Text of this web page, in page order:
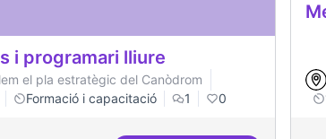
i programari lliure
el pla estratègic del Canòdrom
Formació i capacitació 1 0